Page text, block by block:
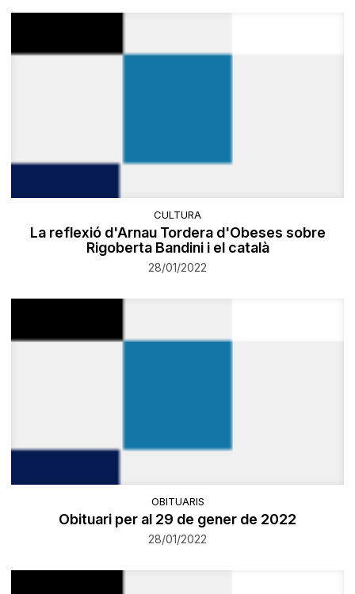
CULTURA
La reflexió d'Arnau Tordera d'Obeses sobre
Rigoberta Bandini i el català
28/01/2022
OBITUARIS
Obituari per al 29 de gener de 2022
28/01/2022